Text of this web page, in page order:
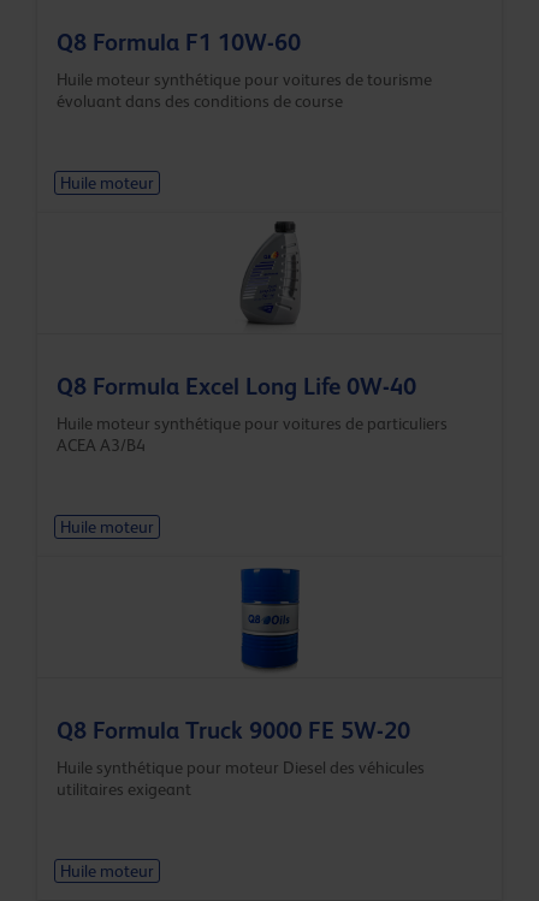
Q8 Formula F1 10W-60
Huile moteur synthétique pour voitures de tourisme
évoluant dans des conditions de course
Huile moteur
Q8 Formula Excel Long Life 0W-40
Huile moteur synthétique pour voitures de particuliers
ACEA A3/B4
Huile moteur
Q8 Formula Truck 9000 FE 5W-20
Huile synthétique pour moteur Diesel des véhicules
utilitaires exigeant
Huile moteur